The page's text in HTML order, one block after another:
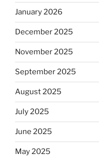
January 2026
December 2025
November 2025
September 2025
August 2025
July 2025
June 2025
May 2025